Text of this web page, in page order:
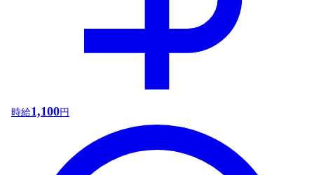
時給1,100円